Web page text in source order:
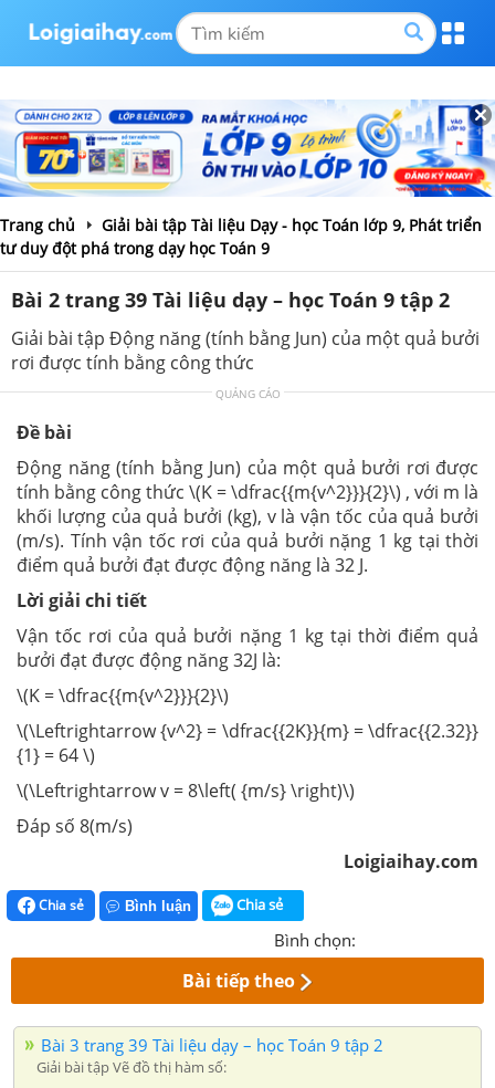
Trang chủ
Giải bài tập Tài liệu Dạy - học Toán lớp 9, Phát triển
tư duy đột phá trong dạy học Toán 9
Bài 2 trang 39 Tài liệu dạy – học Toán 9 tập 2
Giải bài tập Động năng (tính bằng Jun) của một quả bưởi
rơi được tính bằng công thức
QUẢNG CÁO
Đề bài
Động năng (tính bằng Jun) của một quả bưởi rơi được
tính bằng công thức \(K = \dfrac{{m{v^2}}}{2}\) , với m là
khối lượng của quả bưởi (kg), v là vận tốc của quả bưởi
(m/s). Tính vận tốc rơi của quả bưởi nặng 1 kg tại thời
điểm quả bưởi đạt được động năng là 32 J.
Lời giải chi tiết
Vận tốc rơi của quả bưởi nặng 1 kg tại thời điểm quả
bưởi đạt được động năng 32J là:
\(K = \dfrac{{m{v^2}}}{2}\)
\(\Leftrightarrow {v^2} = \dfrac{{2K}}{m} = \dfrac{{2.32}}
{1} = 64 \)
\(\Leftrightarrow v = 8\left( {m/s} \right)\)
Đáp số 8(m/s)
Loigiaihay.com
Chia sẻ Bình luận Chia sẻ
Bình chọn:
Bài tiếp theo
Bài 3 trang 39 Tài liệu dạy – học Toán 9 tập 2
Giải bài tập Vẽ đồ thị hàm số: